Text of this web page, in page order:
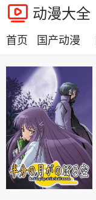
动漫大全
首页 国产动漫